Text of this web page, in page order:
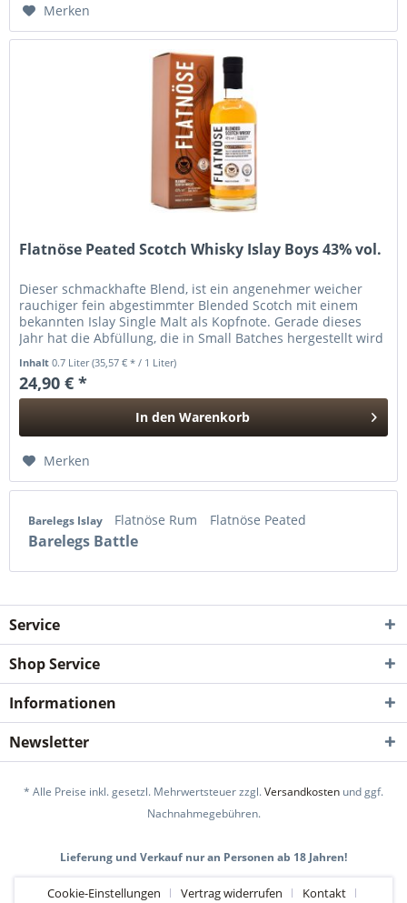
Merken
Flatnöse Peated Scotch Whisky Islay Boys 43% vol.
Dieser schmackhafte Blend, ist ein angenehmer weicher
rauchiger fein abgestimmter Blended Scotch mit einem
bekannten Islay Single Malt als Kopfnote. Gerade dieses
Jahr hat die Abfüllung, die in Small Batches hergestellt wird
Inhalt0.7 Liter(35,57 € * / 1 Liter)
24,90 € *
In den Warenkorb
Merken
Barelegs Islay Flatnöse Rum Flatnöse Peated
Barelegs Battle
Service
Shop Service
Informationen
Newsletter
* Alle Preise inkl. gesetzl. Mehrwertsteuer zzgl.Versandkosten und ggf.
Nachnahmegebühren.
Lieferung und Verkauf nur an Personen ab 18 Jahren!
Cookie-Einstellungen Vertrag widerrufen Kontakt